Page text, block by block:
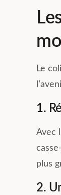
Le
1.
Avec
plus
2.